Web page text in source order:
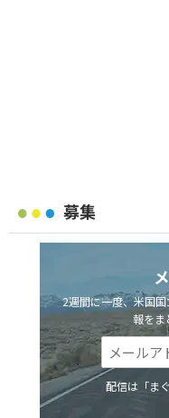
募集
2週間に一度、米国
報をま
配信は「ま